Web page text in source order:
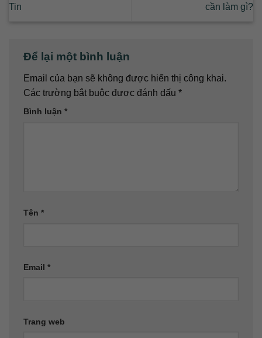
Tin
cần làm gì?
Để lại một bình luận
Email của bạn sẽ không được hiển thị công khai.
Các trường bắt buộc được đánh dấu *
Bình luận *
Tên *
Email *
Trang web